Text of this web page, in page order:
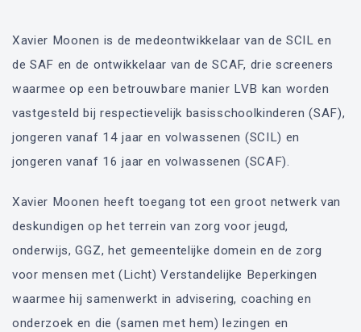
Xavier Moonen is de medeontwikkelaar van de SCIL en
de SAF en de ontwikkelaar van de SCAF, drie screeners
waarmee op een betrouwbare manier LVB kan worden
vastgesteld bij respectievelijk basisschoolkinderen (SAF),
jongeren vanaf 14 jaar en volwassenen (SCIL) en
jongeren vanaf 16 jaar en volwassenen (SCAF).
Xavier Moonen heeft toegang tot een groot netwerk van
deskundigen op het terrein van zorg voor jeugd,
onderwijs, GGZ, het gemeentelijke domein en de zorg
voor mensen met (Licht) Verstandelijke Beperkingen
waarmee hij samenwerkt in advisering, coaching en
onderzoek en die (samen met hem) lezingen en